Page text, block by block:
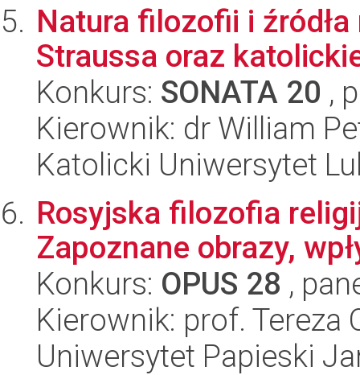
Natura filozofii i
Straussa oraz
Konkurs: SONATA 20 ,
Kierownik: dr William
Katolicki Uniwersytet
Rosyjska filozofia
Zapoznane obrazy,
Konkurs: OPUS 28 ,
Kierownik: prof. Tereza
Uniwersytet Papieski